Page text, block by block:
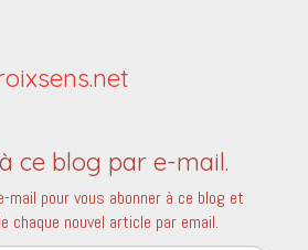
ce blog par e-mail.
pour vous abonner à ce blog et
chaque nouvel article par email.